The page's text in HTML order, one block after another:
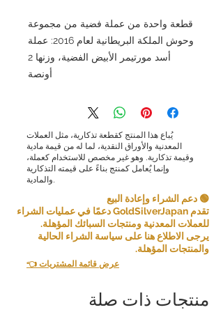
قطعة واحدة من عملة فضية من مجموعة
وحوش الملكة البريطانية لعام 2016: عملة
أسد مورتيمر الأبيض الفضية، وزنها 2
أونصة
يُباع هذا المنتج كقطعة تذكارية، مثل العملات
المعدنية والأوراق النقدية، لما له من قيمة مادية
وقيمة تذكارية. وهو غير مخصص للاستخدام كعملة،
وإنما يُعامل كمنتج بناءً على قيمته التذكارية
🟢 دعم الشراء وإعادة البيع
تقدم GoldSilverJapan دعمًا في عمليات الشراء
للعملات المعدنية ومنتجات السبائك المؤهلة.
يرجى الاطلاع هنا على سياسة الشراء الحالية
والمنتجات المؤهلة.
👈 عرض قائمة المشتريات
منتجات ذات صلة